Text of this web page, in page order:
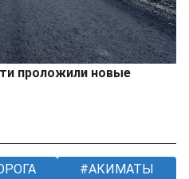
проложили новые
АКИМАТЫ